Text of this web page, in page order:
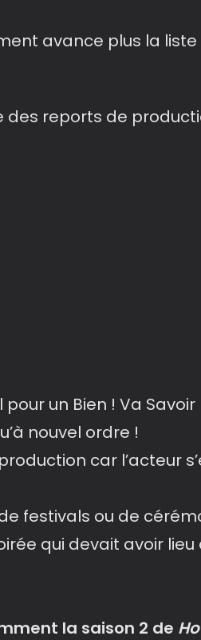
avance plus la liste
reports de
un Bien ! Va Savoir
nouvel ordre !
car l’acteur
festivals ou de
qui devait avoir lieu
la saison 2 de